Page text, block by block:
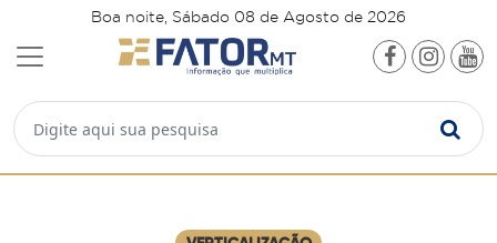
Boa noite, Sábado 08 de Agosto de 2026